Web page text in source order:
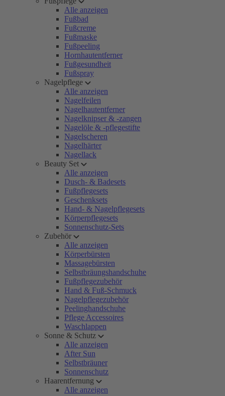
Alle anzeigen
Fußbad
Fußcreme
Fußmaske
Fußpeeling
Hornhautentferner
Fußgesundheit
Fußspray
Nagelpflege
Alle anzeigen
Nagelfeilen
Nagelhautentferner
Nagelknipser & -zangen
Nagelöle & -pflegestifte
Nagelscheren
Nagelhärter
Nagellack
Beauty Set
Alle anzeigen
Dusch- & Badesets
Fußpflegesets
Geschenksets
Hand- & Nagelpflegesets
Körperpflegesets
Sonnenschutz-Sets
Zubehör
Alle anzeigen
Körperbürsten
Massagebürsten
Selbstbräungshandschuhe
Fußpflegezubehör
Hand & Fuß-Schmuck
Nagelpflegezubehör
Peelinghandschuhe
Pflege Accessoires
Waschlappen
Sonne & Schutz
Alle anzeigen
After Sun
Selbstbräuner
Sonnenschutz
Haarentfernung
Alle anzeigen